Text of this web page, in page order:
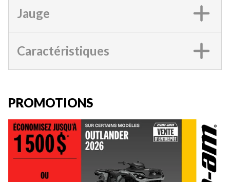
Jauge
Caractéristiques
PROMOTIONS